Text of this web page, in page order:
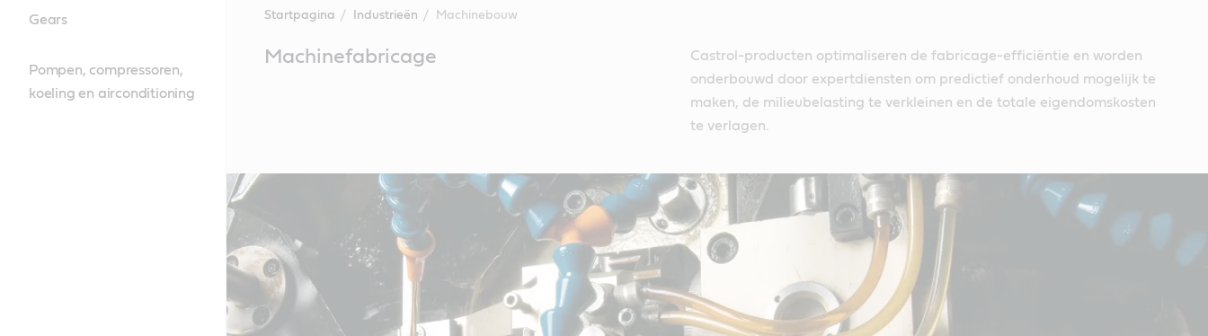
Gears
Pompen, compressoren,
koeling en airconditioning
Startpagina Industrieën Machinebouw
ContentMachinefabricage
Castrol-producten optimaliseren de fabricage-efficiëntie en worden
onderbouwd door expertdiensten om predictief onderhoud mogelijk te
maken, de milieubelasting te verkleinen en de totale eigendomskosten
te verlagen.